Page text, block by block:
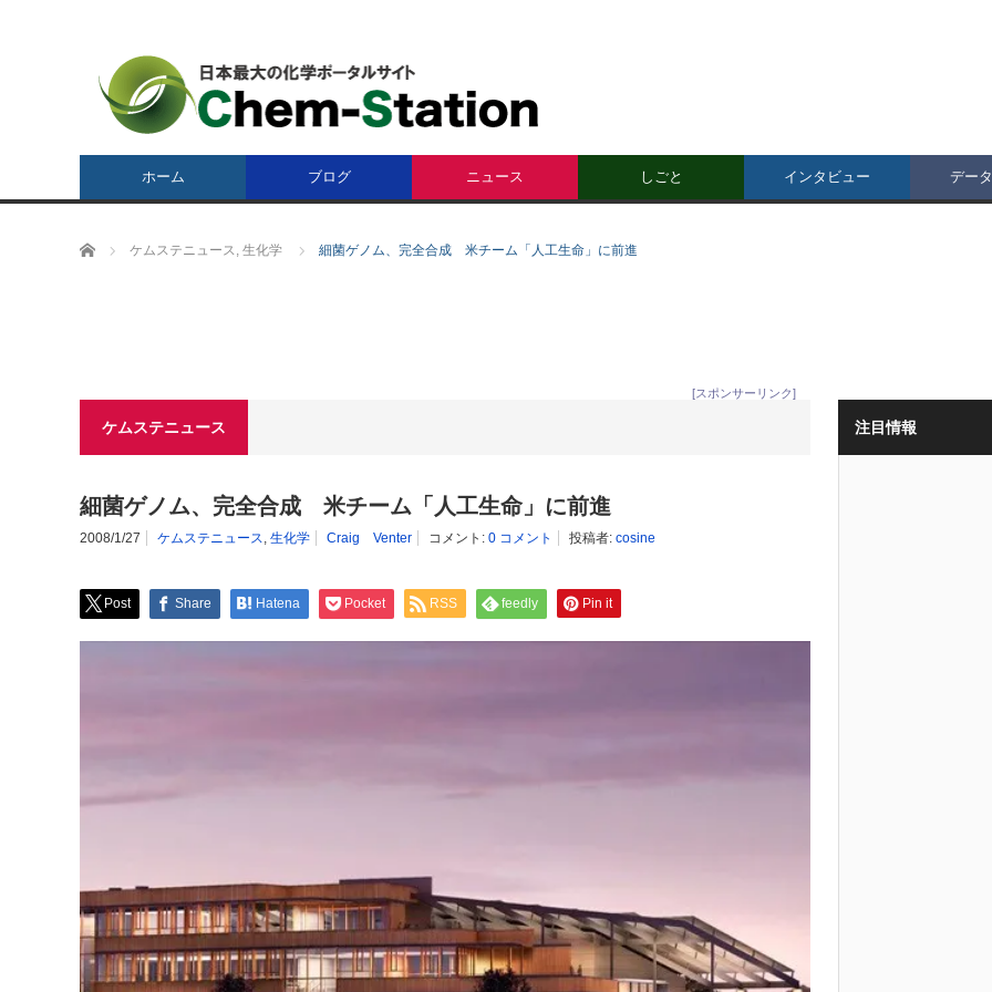
ホーム ブログ ニュース しごと インタビュー デー
ホーム ケムステニュース, 生化学 細菌ゲノム、完全合成 米チーム「人工生命」に前進
[スポンサーリンク]
ケムステニュース
細菌ゲノム、完全合成 米チーム「人工生命」に前進
2008/1/27 ケムステニュース, 生化学 Craig Venter コメント: 0 コメント 投稿者: cosine
Post Share Hatena Pocket RSS feedly Pin it
注目情報